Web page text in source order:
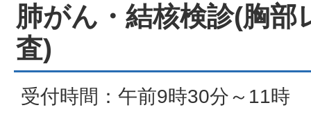
肺がん・結核検診(胸部
査)
受付時間：午前9時30分～11時